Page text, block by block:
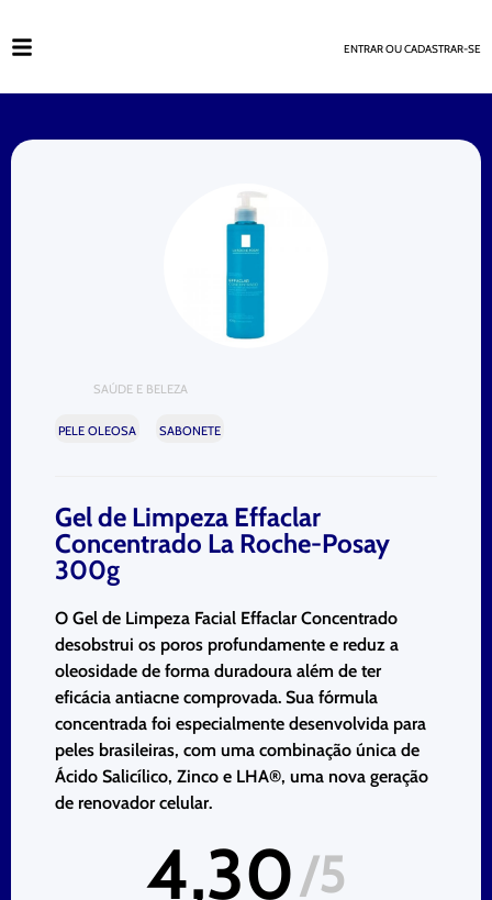
ENTRAR OU CADASTRAR-SE
SAÚDE E BELEZA
PELE OLEOSA SABONETE
Gel de Limpeza Effaclar
Concentrado La Roche-Posay
300g
O Gel de Limpeza Facial Effaclar Concentrado
desobstrui os poros profundamente e reduz a
oleosidade de forma duradoura além de ter
eficácia antiacne comprovada. Sua fórmula
concentrada foi especialmente desenvolvida para
peles brasileiras, com uma combinação única de
Ácido Salicílico, Zinco e LHA®, uma nova geração
de renovador celular.
4,30/5